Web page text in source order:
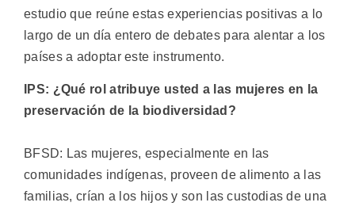
estudio que reúne estas experiencias positivas a lo
largo de un día entero de debates para alentar a los
países a adoptar este instrumento.
IPS: ¿Qué rol atribuye usted a las mujeres en la
preservación de la biodiversidad?
BFSD: Las mujeres, especialmente en las
comunidades indígenas, proveen de alimento a las
familias, crían a los hijos y son las custodias de una